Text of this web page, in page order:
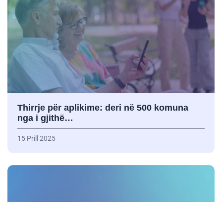
Thirrje për aplikime: deri në 500 komuna
nga i gjithë…
15 Prill 2025